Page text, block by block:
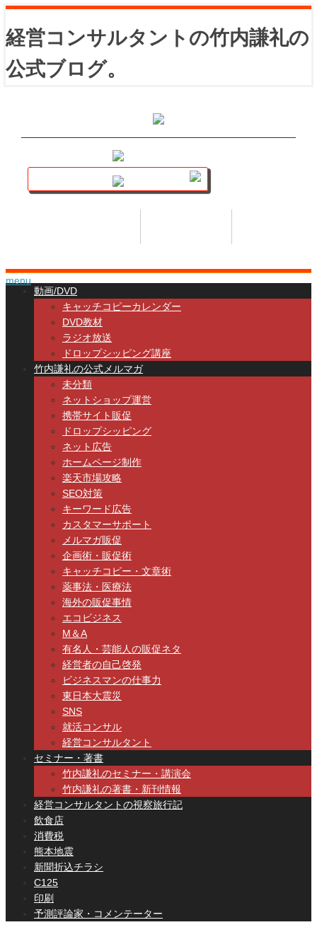
経営コンサルタントの竹内謙礼の
公式ブログ。
menu
動画/DVD
キャッチコピーカレンダー
DVD教材
ラジオ放送
ドロップシッピング講座
竹内謙礼の公式メルマガ
未分類
ネットショップ運営
携帯サイト販促
ドロップシッピング
ネット広告
ホームページ制作
楽天市場攻略
SEO対策
キーワード広告
カスタマーサポート
メルマガ販促
企画術・販促術
キャッチコピー・文章術
薬事法・医療法
海外の販促事情
エコビジネス
M＆A
有名人・芸能人の販促ネタ
経営者の自己啓発
ビジネスマンの仕事力
東日本大震災
SNS
就活コンサル
経営コンサルタント
セミナー・著書
竹内謙礼のセミナー・講演会
竹内謙礼の著書・新刊情報
経営コンサルタントの視察旅行記
飲食店
消費税
熊本地震
新聞折込チラシ
C125
印刷
予測評論家・コメンテーター